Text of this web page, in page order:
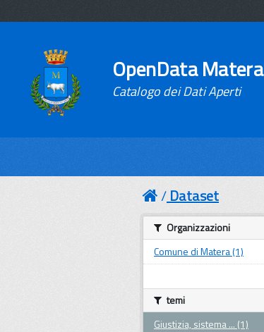
OpenData Matera
Catalogo dei Dati Aperti
Dataset
Organizzazioni
Comune di Matera (1)
temi
Giustizia, sistema ... (1)